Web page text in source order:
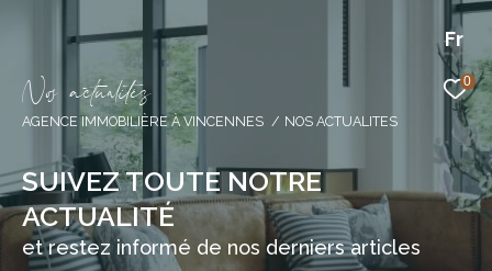
Fr
0
No actuaiés
AGENCE IMMOBILIÈRE À VINCENNES NOS ACTUALITES
SUIVEZ TOUTE NOTRE
ACTUALITÉ
et restez informé de nos derniers articles